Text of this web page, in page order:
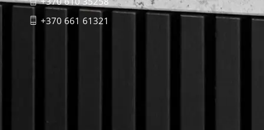
+370 661 61321